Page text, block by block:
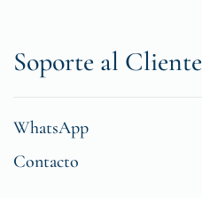
Soporte al Cliente
WhatsApp
Contacto